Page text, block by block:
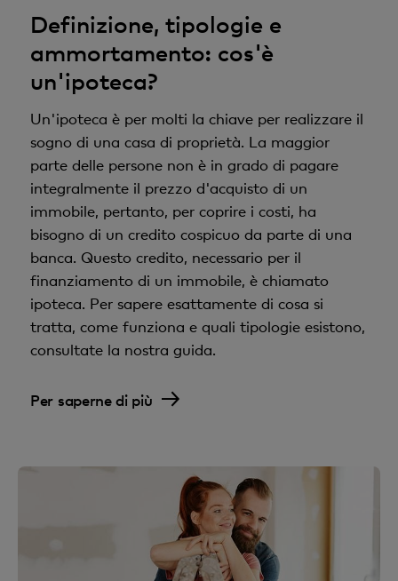
Definizione, tipologie e
ammortamento: cos'è
un'ipoteca?
Un'ipoteca è per molti la chiave per realizzare il
sogno di una casa di proprietà. La maggior
parte delle persone non è in grado di pagare
integralmente il prezzo d'acquisto di un
immobile, pertanto, per coprire i costi, ha
bisogno di un credito cospicuo da parte di una
banca. Questo credito, necessario per il
finanziamento di un immobile, è chiamato
ipoteca. Per sapere esattamente di cosa si
tratta, come funziona e quali tipologie esistono,
consultate la nostra guida.
Per saperne di più